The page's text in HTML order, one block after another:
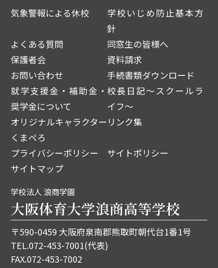
気象警報による休校
学校いじめ防止基本方
針
よくある質問
同窓生の皆様へ
保護者会
資料請求
お問い合わせ
手続書類ダウンロード
就学支援金・補助金・
奨学金について
校長日記～スクールラ
イフ～
オリジナルキャラクター
くまぺろ
リンク集
プライバシーポリシー
サイトポリシー
サイトマップ
学校法人 浪商学園
大阪体育大学浪商高等学校
〒590-0459 大阪府泉南郡熊取町朝代台1番1号
TEL.072-453-7001(代表)
FAX.072-453-7002